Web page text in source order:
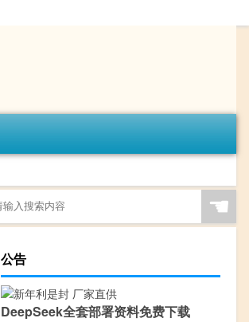
☚
公告
DeepSeek全套部署资料免费下载